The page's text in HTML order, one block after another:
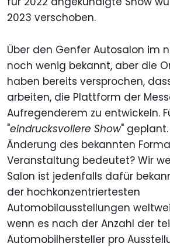
2023 verschoben.
Über den Genfer Autosalon im
noch wenig bekannt, aber die
haben bereits versprochen,
arbeiten, die Plattform der
Aufregenderem zu entwickeln.
"eindrucksvollere Show"
Änderung des bekannten
Veranstaltung bedeutet? Wir
Salon ist jedenfalls dafür
der hochkonzentriertesten
Automobilausstellungen
wenn es nach der Anzahl der
Automobilhersteller pro